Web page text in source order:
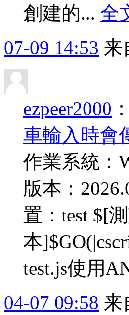
創建的... 全
07-09 14:53 来
ezpeer2000 ：
車輸入時會
作業系統：
版本：
置：test $[
本
test.js使用
04-07 09:58 来